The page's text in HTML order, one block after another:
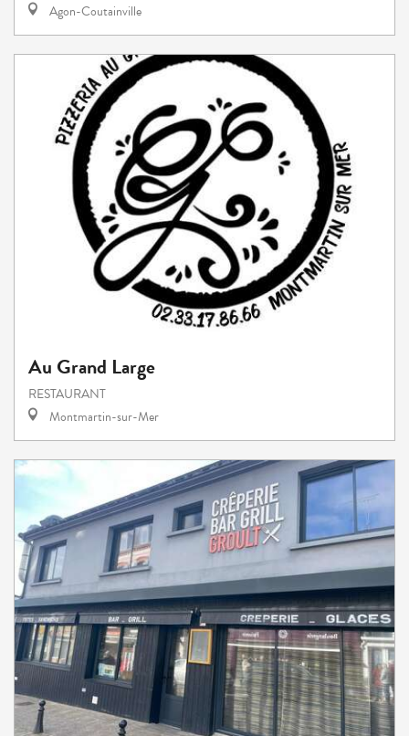
Agon-Coutainville
Au Grand Large
RESTAURANT
Montmartin-sur-Mer